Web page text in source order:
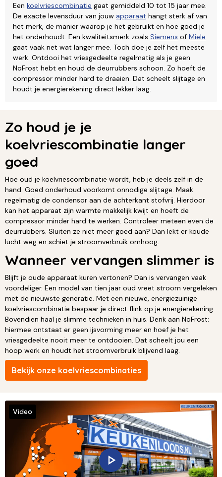
Een koelvriescombinatie gaat gemiddeld 10 tot 15 jaar mee.
De exacte levensduur van jouw apparaat hangt sterk af van
het merk, de manier waarop je het gebruikt en hoe goed je
het onderhoudt. Een kwaliteitsmerk zoals Siemens of Miele
gaat vaak net wat langer mee. Toch doe je zelf het meeste
werk. Ontdooi het vriesgedeelte regelmatig als je geen
NoFrost hebt en houd de deurrubbers schoon. Zo hoeft de
compressor minder hard te draaien. Dat scheelt slijtage en
houdt je energierekening direct lekker laag.
Zo houd je je
koelvriescombinatie langer
goed
Hoe oud je koelvriescombinatie wordt, heb je deels zelf in de
hand. Goed onderhoud voorkomt onnodige slijtage. Maak
regelmatig de condensor aan de achterkant stofvrij. Hierdoor
kan het apparaat zijn warmte makkelijk kwijt en hoeft de
compressor minder hard te werken. Controleer meteen even de
deurrubbers. Sluiten ze niet meer goed aan? Dan lekt er koude
lucht weg en schiet je stroomverbruik omhoog.
Wanneer vervangen slimmer is
Blijft je oude apparaat kuren vertonen? Dan is vervangen vaak
voordeliger. Een model van tien jaar oud vreet stroom vergeleken
met de nieuwste generatie. Met een nieuwe, energiezuinige
koelvriescombinatie bespaar je direct flink op je energierekening.
Bovendien haal je slimme technieken in huis. Denk aan NoFrost:
hiermee ontstaat er geen ijsvorming meer en hoef je het
vriesgedeelte nooit meer te ontdooien. Dat scheelt jou een
hoop werk en houdt het stroomverbruik blijvend laag.
Bekijk onze koelvriescombinaties
Video